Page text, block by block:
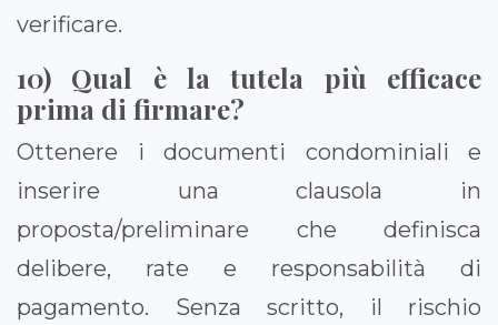
verificare.
10) Qual è la tutela più efficace
prima di firmare?
Ottenere i documenti condominiali e
inserire una clausola in
proposta/preliminare che definisca
delibere, rate e responsabilità di
pagamento. Senza scritto, il rischio